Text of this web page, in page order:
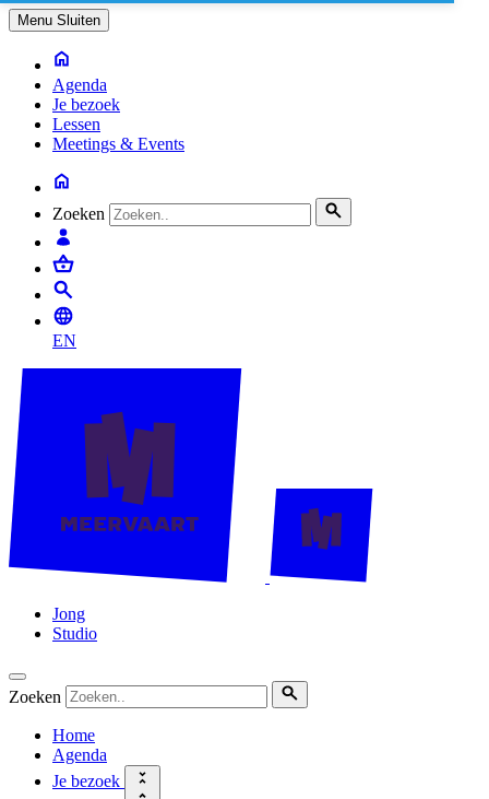
Menu Sluiten
Agenda
Je bezoek
Lessen
Meetings & Events
Zoeken
EN
Jong
Studio
Zoeken
Home
Agenda
Je bezoek